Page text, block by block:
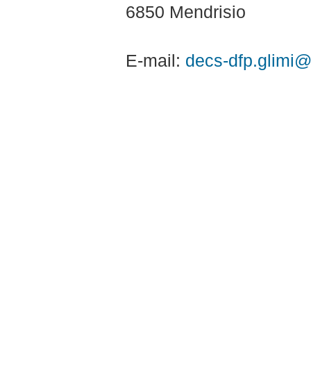
6850 Mendrisio
E-mail: decs-